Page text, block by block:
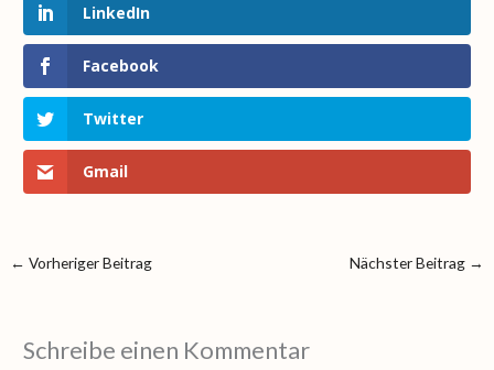
LinkedIn
Facebook
Twitter
Gmail
← Vorheriger Beitrag Nächster Beitrag →
Schreibe einen Kommentar